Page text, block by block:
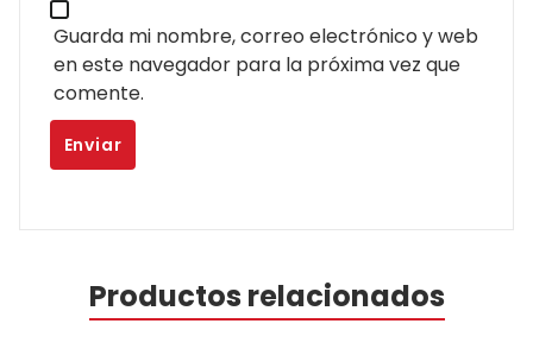
Guarda mi nombre, correo electrónico y web
en este navegador para la próxima vez que
comente.
Productos relacionados